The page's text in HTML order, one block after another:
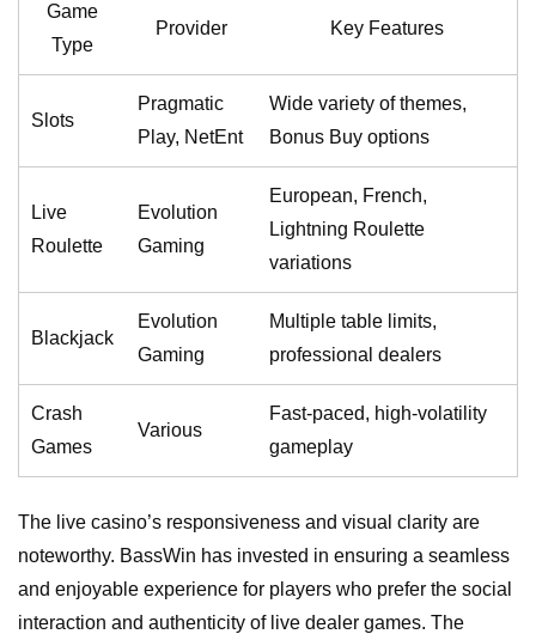
Game
Type
Provider Key Features
Slots
Pragmatic
Play, NetEnt
Wide variety of themes,
Bonus Buy options
Live
Roulette
Evolution
Gaming
European, French,
Lightning Roulette
variations
Blackjack
Evolution
Gaming
Multiple table limits,
professional dealers
Crash
Games
Various
Fast-paced, high-volatility
gameplay
The live casino’s responsiveness and visual clarity are
noteworthy. BassWin has invested in ensuring a seamless
and enjoyable experience for players who prefer the social
interaction and authenticity of live dealer games. The